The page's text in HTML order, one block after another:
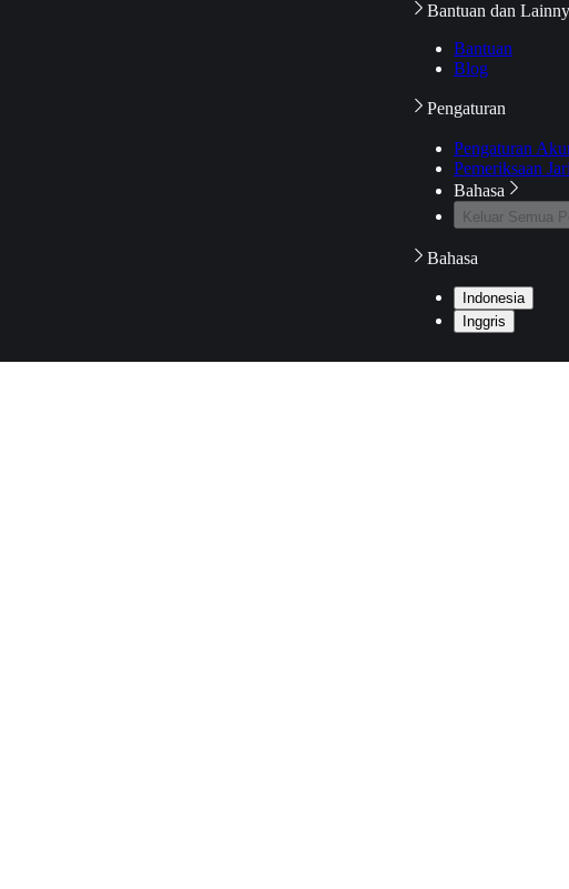
Bantuan dan
Bantuan
Blog
Pengaturan
Pengaturan
Pemeriksaan
Bahasa
Keluar Semua
Bahasa
Indonesia
Inggris